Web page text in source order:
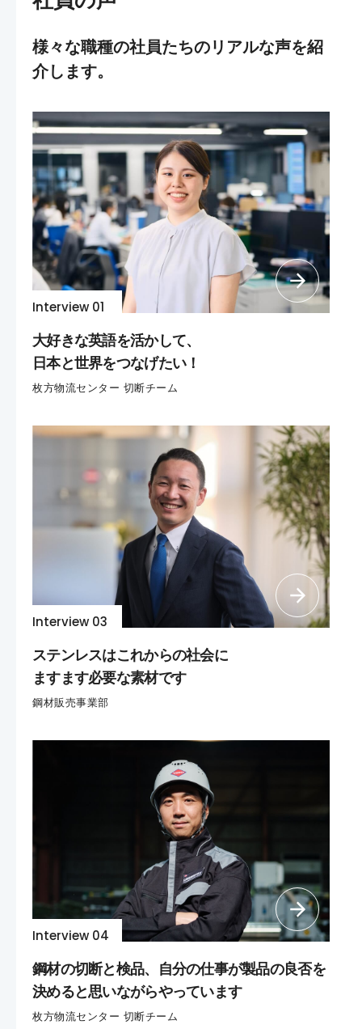
様々な職種の社員たちのリアルな声を紹
介します。
Interview 01
大好きな英語を活かして、
日本と世界をつなげたい！
枚方物流センター 切断チーム
Interview 03
ステンレスはこれからの社会に
ますます必要な素材です
鋼材販売事業部
Interview 04
鋼材の切断と検品、自分の仕事が製品の良否を
決めると思いながらやっています
枚方物流センター 切断チーム